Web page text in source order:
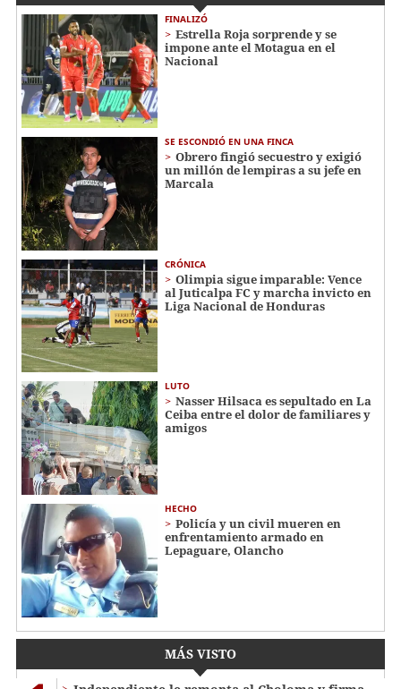
FINALIZÓ
Estrella Roja sorprende y se
impone ante el Motagua en el
Nacional
SE ESCONDIÓ EN UNA FINCA
Obrero fingió secuestro y exigió
un millón de lempiras a su jefe en
Marcala
CRÓNICA
Olimpia sigue imparable: Vence
al Juticalpa FC y marcha invicto en
Liga Nacional de Honduras
LUTO
Nasser Hilsaca es sepultado en La
Ceiba entre el dolor de familiares y
amigos
HECHO
Policía y un civil mueren en
enfrentamiento armado en
Lepaguare, Olancho
MÁS VISTO